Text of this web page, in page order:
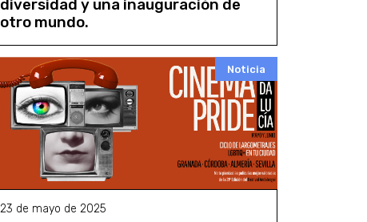
diversidad y una inauguración de
otro mundo.
Noticia
23 de mayo de 2025